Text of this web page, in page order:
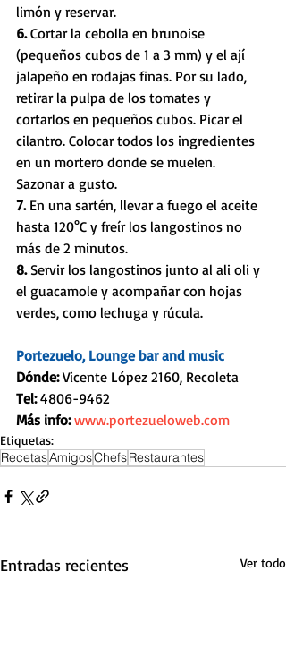
limón y reservar.
6. Cortar la cebolla en brunoise
(pequeños cubos de 1 a 3 mm) y el ají
jalapeño en rodajas finas. Por su lado,
retirar la pulpa de los tomates y
cortarlos en pequeños cubos. Picar el
cilantro. Colocar todos los ingredientes
en un mortero donde se muelen.
Sazonar a gusto.
7. En una sartén, llevar a fuego el aceite
hasta 120°C y freír los langostinos no
más de 2 minutos.
8. Servir los langostinos junto al ali oli y
el guacamole y acompañar con hojas
verdes, como lechuga y rúcula.
Portezuelo, Lounge bar and music
Dónde: Vicente López 2160, Recoleta
Tel: 4806-9462
Más info: www.portezueloweb.com
Etiquetas:
RecetasAmigosChefsRestaurantes
Entradas recientes Ver todo